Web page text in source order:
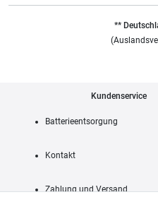
**
Kundenservice
Batterieentsorgung
Kontakt
Zahlung und Versand